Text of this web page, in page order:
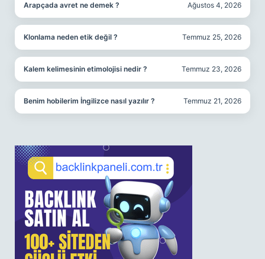
Arapçada avret ne demek ? Ağustos 4, 2026
Klonlama neden etik değil ? Temmuz 25, 2026
Kalem kelimesinin etimolojisi nedir ? Temmuz 23, 2026
Benim hobilerim İngilizce nasıl yazılır ? Temmuz 21, 2026